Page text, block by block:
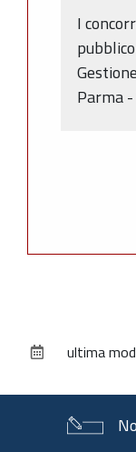
I
Parma
documento
ultima